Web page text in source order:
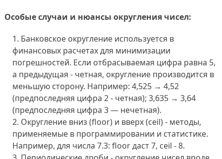
Особые случаи и нюансы округления чисел:
Банковское округление используется в
финансовых расчетах для минимизации
погрешностей. Если отбрасываемая цифра равна 5,
а предыдущая - четная, округление производится в
меньшую сторону. Например: 4,525 → 4,52
(предпоследняя цифра 2 - четная); 3,635 → 3,64
(предпоследняя цифра 3 — нечетная).
Округление вниз (floor) и вверх (ceil) - методы,
применяемые в программировании и статистике.
Например, для числа 7.3: floor даст 7, ceil - 8.